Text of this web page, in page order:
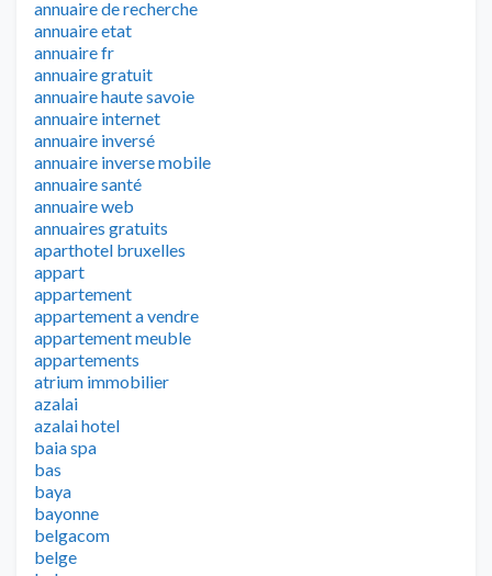
annuaire de recherche
annuaire etat
annuaire fr
annuaire gratuit
annuaire haute savoie
annuaire internet
annuaire inversé
annuaire inverse mobile
annuaire santé
annuaire web
annuaires gratuits
aparthotel bruxelles
appart
appartement
appartement a vendre
appartement meuble
appartements
atrium immobilier
azalai
azalai hotel
baia spa
bas
baya
bayonne
belgacom
belge